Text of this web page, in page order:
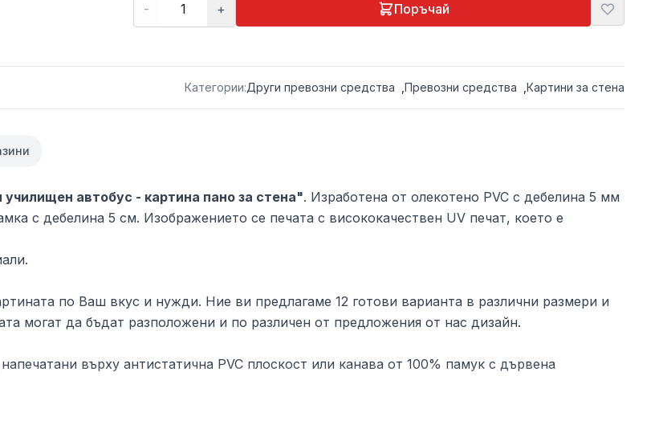
- + Поръчай
Категории:Други превозни средства Превозни средства Картини за стена
училищен автобус - картина пано за стена". Изработена от олекотено PVC с дебелина 5 мм
с дебелина 5 см. Изображението се печата с висококачествен UV печат, което е
по Ваш вкус и нужди. Ние ви предлагаме 12 готови варианта в различни размери и
могат да бъдат разположени и по различен от предложения от нас дизайн.
върху антистатична PVC плоскост или канава от 100% памук с дървена